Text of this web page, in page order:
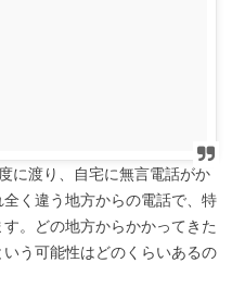
に渡り、自宅に無言電話がか
く違う地方からの電話で、特
。どの地方からかかってきた
う可能性はどのくらいあるの